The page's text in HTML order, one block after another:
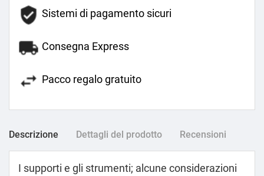
Sistemi di pagamento sicuri
Consegna Express
Pacco regalo gratuito
Descrizione Dettagli del prodotto Recensioni
I supporti e gli strumenti; alcune considerazioni